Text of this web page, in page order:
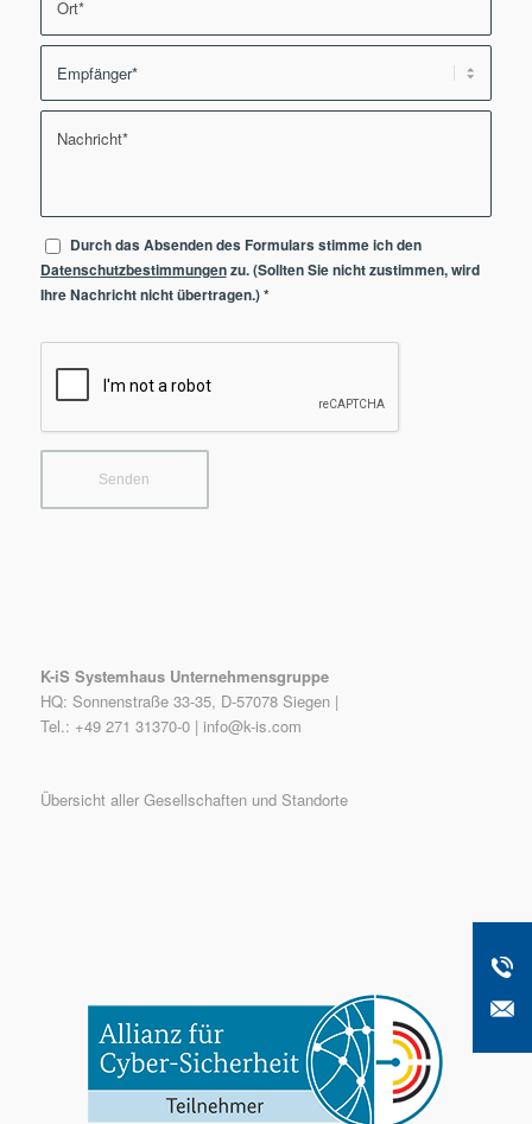
Durch das Absenden des Formulars stimme ich den
Datenschutzbestimmungenzu. (Sollten Sie nicht zustimmen, wird
Ihre Nachricht nicht übertragen.)*
K-iS Systemhaus Unternehmensgruppe
HQ: Sonnenstraße 33-35, D-57078 Siegen |
Tel.: +49 271 31370-0 | info@k-is.com
Übersicht aller Gesellschaften und Standorte